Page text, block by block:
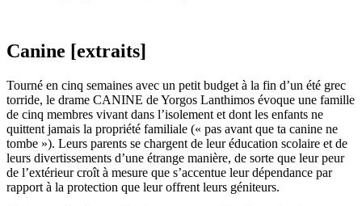
Canine [extraits]
Tourné en cinq semaines avec un petit budget à la fin d’un été grec
torride, le drame CANINE de Yorgos Lanthimos évoque une famille
de cinq membres vivant dans l’isolement et dont les enfants ne
quittent jamais la propriété familiale (« pas avant que ta canine ne
tombe »). Leurs parents se chargent de leur éducation scolaire et de
leurs divertissements d’une étrange manière, de sorte que leur peur
de l’extérieur croît à mesure que s’accentue leur dépendance par
rapport à la protection que leur offrent leurs géniteurs.